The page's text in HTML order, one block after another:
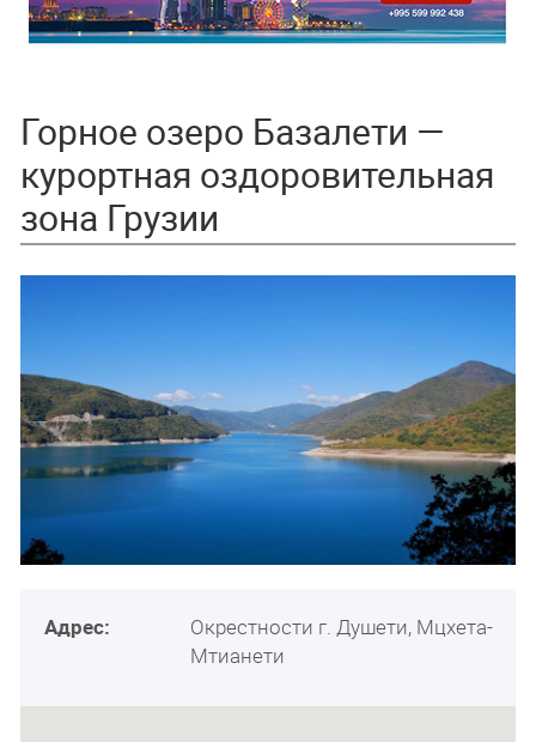
Горное озеро Базалети —
курортная оздоровительная
зона Грузии
Адрес:
Окрестности г. Душети, Мцхета-
Мтианети